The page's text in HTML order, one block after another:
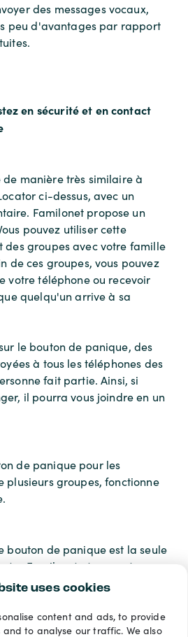
uses cookies
content and ads, to provide
to analyse our traffic. We also
des messages vocaux,
peu d'avantages par rapport
en sécurité et en contact
de manière très similaire à
ci-dessus, avec un
Familonet propose un
pouvez utiliser cette
groupes avec votre famille
de ces groupes, vous pouvez
votre téléphone ou recevoir
quelqu'un arrive à sa
le bouton de panique, des
à tous les téléphones des
fait partie. Ainsi, si
il pourra vous joindre en un
de panique pour les
plusieurs groupes, fonctionne
bouton de panique est la seule
Familonet et une autre
de paiement